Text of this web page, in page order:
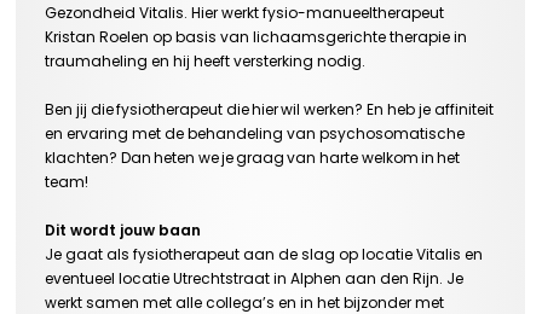
Gezondheid Vitalis. Hier werktfysio-manueeltherapeut
KristanRoelen op basis vanlichaamsgerichte therapie in
traumaheling en hij heeft versterking nodig.
Ben jij die fysiotherapeut die hier wil werken? En heb je affiniteit
en ervaringmetde behandeling van psychosomatische
klachten? Dan heten we je graag van harte welkom in het
team!
Dit wordt jouw baan
Je gaat als fysiotherapeut aan de slag op locatieVitalis en
eventueel locatie Utrechtstraatin Alphen aan den Rijn. Je
werkt samen met allecollega’s en in het bijzonder met